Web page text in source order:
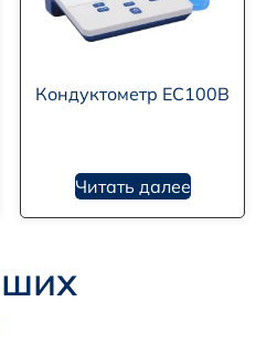
Кондуктометр ЕС100В
Читать далее